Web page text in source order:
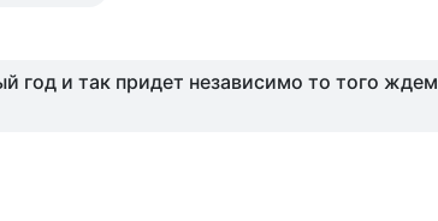
год и так придет независимо то того ждем